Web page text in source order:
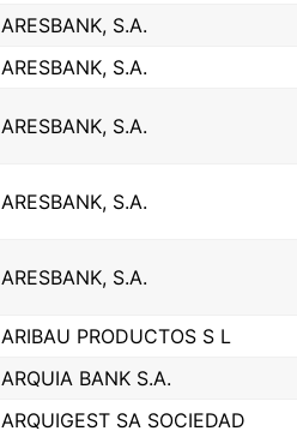
ARESBANK, S.A.
ARESBANK, S.A.
ARESBANK, S.A.
ARESBANK, S.A.
ARESBANK, S.A.
ARIBAU PRODUCTOS S L
ARQUIA BANK S.A.
ARQUIGEST SA SOCIEDAD